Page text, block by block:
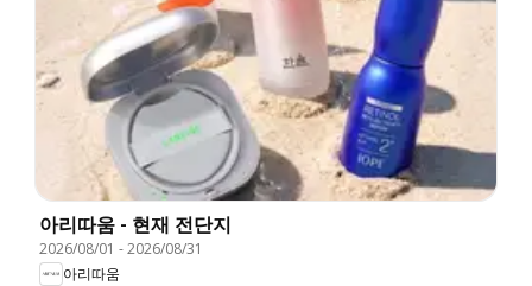
아리따움 - 현재 전단지
2026/08/01 -2026/08/31
아리따움